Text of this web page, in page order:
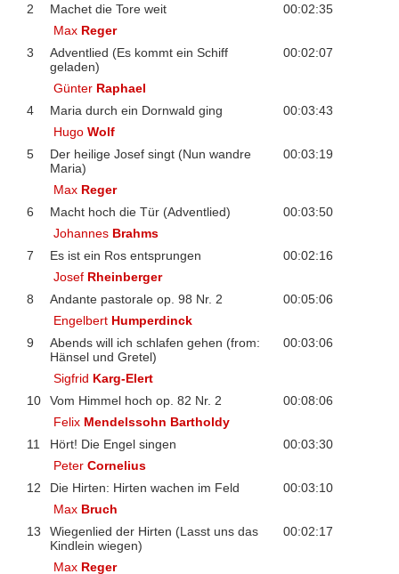
2
Machet die Tore weit
00:02:35
Max Reger
3
Adventlied (Es kommt ein Schiff
geladen)
00:02:07
Günter Raphael
4
Maria durch ein Dornwald ging
00:03:43
HugoWolf
5
Der heilige Josef singt (Nun wandre
Maria)
00:03:19
Max Reger
6
Macht hoch die Tür (Adventlied)
00:03:50
Johannes Brahms
7
Es ist ein Ros entsprungen
00:02:16
Josef Rheinberger
8
Andante pastorale op. 98 Nr. 2
00:05:06
Engelbert Humperdinck
9
Abends will ich schlafen gehen (from:
Hänsel und Gretel)
00:03:06
Sigfrid Karg-Elert
10
Vom Himmel hoch op. 82 Nr. 2
00:08:06
Felix Mendelssohn Bartholdy
11
Hört! Die Engel singen
00:03:30
PeterCornelius
12
Die Hirten: Hirten wachen im Feld
00:03:10
Max Bruch
13
Wiegenlied der Hirten (Lasst uns das
Kindlein wiegen)
00:02:17
Max Reger